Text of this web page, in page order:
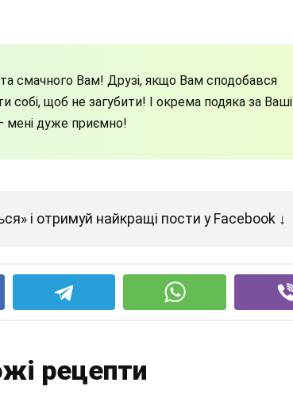
смачного Вам! Друзі, якщо Вам сподобався
собі, щоб не загубити! І окрема подяка за Ваші
мені дуже приємно!
і отримуй найкращі пости у Facebook ↓
рецепти